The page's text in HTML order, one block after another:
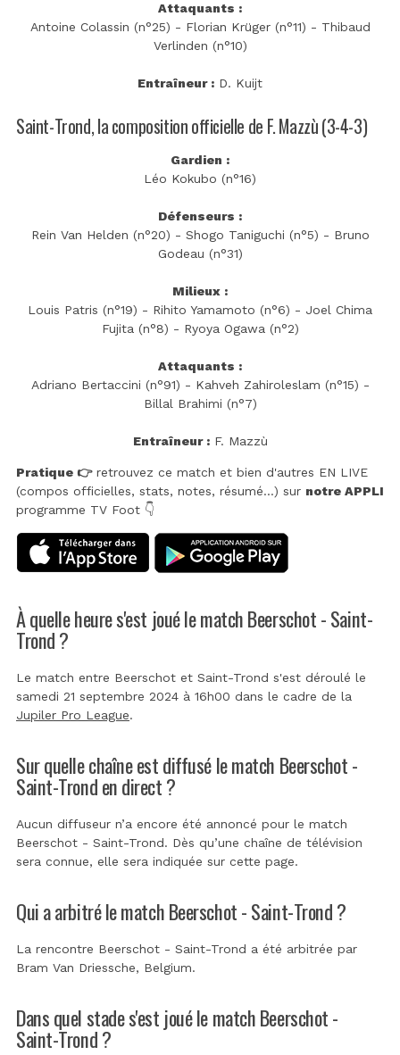
Attaquants :
Antoine Colassin (n°25) - Florian Krüger (n°11) - Thibaud
Verlinden (n°10)
Entraîneur : D. Kuijt
Saint-Trond, la composition officielle de F. Mazzù (3-4-3)
Gardien :
Léo Kokubo (n°16)
Défenseurs :
Rein Van Helden (n°20) - Shogo Taniguchi (n°5) - Bruno
Godeau (n°31)
Milieux :
Louis Patris (n°19) - Rihito Yamamoto (n°6) - Joel Chima
Fujita (n°8) - Ryoya Ogawa (n°2)
Attaquants :
Adriano Bertaccini (n°91) - Kahveh Zahiroleslam (n°15) -
Billal Brahimi (n°7)
Entraîneur :F. Mazzù
Pratique 👉retrouvez ce match et bien d'autres EN LIVE
(compos officielles, stats, notes, résumé...) sur notre APPLI
programme TV Foot 👇
À quelle heure s'est joué le match Beerschot - Saint-
Trond ?
Le match entre Beerschot et Saint-Trond s'est déroulé le
samedi 21 septembre 2024 à 16h00 dans le cadre de la
Jupiler Pro League.
Sur quelle chaîne est diffusé le match Beerschot -
Saint-Trond en direct ?
Aucun diffuseur n’a encore été annoncé pour le match
Beerschot - Saint-Trond. Dès qu’une chaîne de télévision
sera connue, elle sera indiquée sur cette page.
Qui a arbitré le match Beerschot - Saint-Trond ?
La rencontre Beerschot - Saint-Trond a été arbitrée par
Bram Van Driessche, Belgium.
Dans quel stade s'est joué le match Beerschot -
Saint-Trond ?